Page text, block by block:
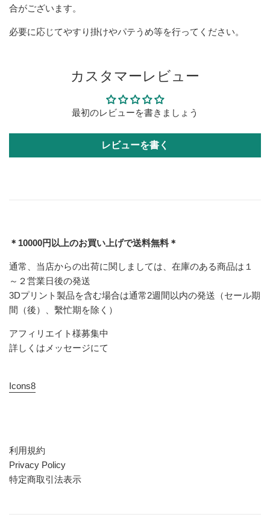
合がございます。
必要に応じてやすり掛けやパテうめ等を行ってください。
カスタマーレビュー
最初のレビューを書きましょう
レビューを書く
＊10000円以上のお買い上げで送料無料＊
通常、当店からの出荷に関しましては、在庫のある商品は１
～２営業日後の発送
3Dプリント製品を含む場合は通常2週間以内の発送（セール期
間（後）、繫忙期を除く）
アフィリエイト様募集中
詳しくはメッセージにて
Icons8
利用規約
Privacy Policy
特定商取引法表示